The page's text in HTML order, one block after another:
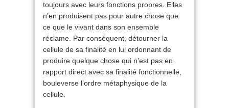
toujours avec leurs fonctions propres. Elles
n’en produisent pas pour autre chose que
ce que le vivant dans son ensemble
réclame. Par conséquent, détourner la
cellule de sa finalité en lui ordonnant de
produire quelque chose qui n’est pas en
rapport direct avec sa finalité fonctionnelle,
bouleverse l’ordre métaphysique de la
cellule.